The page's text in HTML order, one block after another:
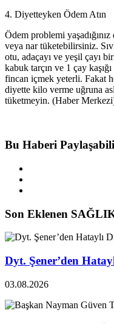
4. Diyetteyken Ödem Atın
Ödem problemi
veya nar tüketebilirsiniz.
otu, adaçayı ve yeşil çayı
kabuk tarçın ve 1 çay
fincan içmek yeterli. Fakat
diyette kilo verme uğruna
tüketmeyin. (Haber
Bu Haberi
Son Eklenen
Dyt. Şener’den
03.08.2026